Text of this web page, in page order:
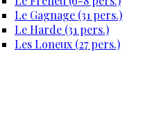
Le Gagnage (31 pers.)
Le Harde (31 pers.)
Les Loneux (27 pers.)